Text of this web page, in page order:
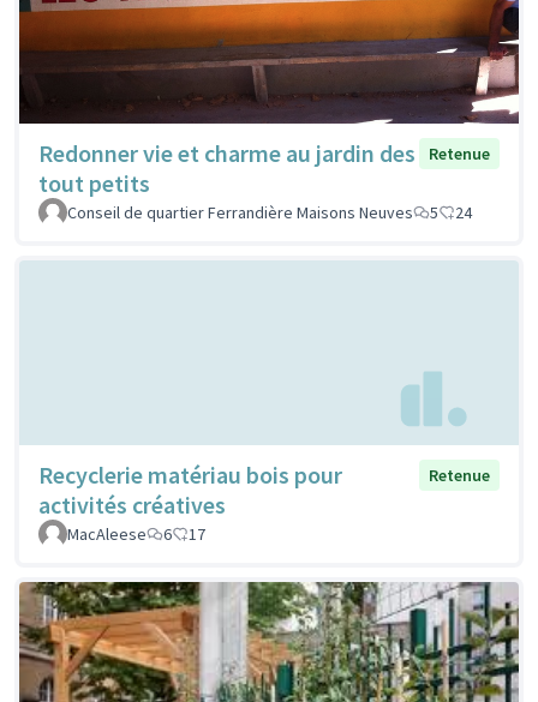
Redonner vie et charme au jardin des
tout petits
Retenue
Conseil de quartier Ferrandière Maisons Neuves 5 24
Recyclerie matériau bois pour
activités créatives
Retenue
MacAleese 6 17